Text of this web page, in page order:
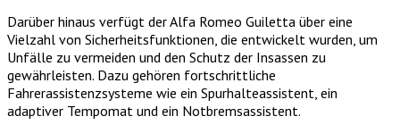
Darüber hinaus verfügt der Alfa Romeo Guiletta über eine
Vielzahl von Sicherheitsfunktionen, die entwickelt wurden, um
Unfälle zu vermeiden und den Schutz der Insassen zu
gewährleisten. Dazu gehören fortschrittliche
Fahrerassistenzsysteme wie ein Spurhalteassistent, ein
adaptiver Tempomat und ein Notbremsassistent.